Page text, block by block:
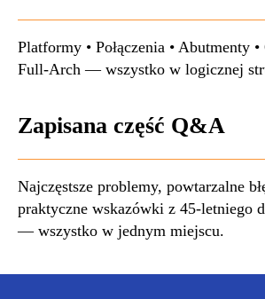
Platformy • Połączenia • Abutmenty •
Full-Arch — wszystko w logicznej
Zapisana część Q&A
Najczęstsze problemy, powtarzalne
praktyczne wskazówki z 45-letniego
— wszystko w jednym miejscu.